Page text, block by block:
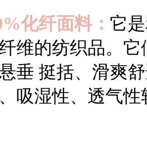
化纤面料： 它
维的纺织品。
垂 挺括、滑爽
吸湿性、透气